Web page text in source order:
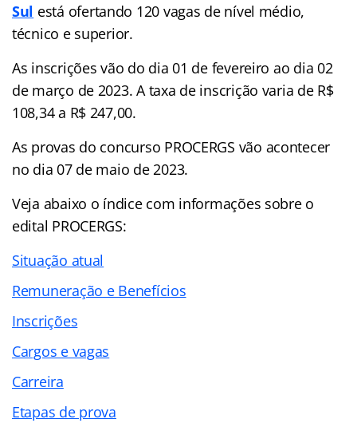
Sul está ofertando 120 vagas de nível médio,
técnico e superior.
As inscrições vão do dia 01 de fevereiro ao dia 02
de março de 2023. A taxa de inscrição varia de R$
108,34 a R$ 247,00.
As provas do concurso PROCERGS vão acontecer
no dia 07 de maio de 2023.
Veja abaixo o índicecom informações sobre o
edital PROCERGS:
Situação atual
Remuneração e Benefícios
Inscrições
Cargos e vagas
Carreira
Etapas de prova